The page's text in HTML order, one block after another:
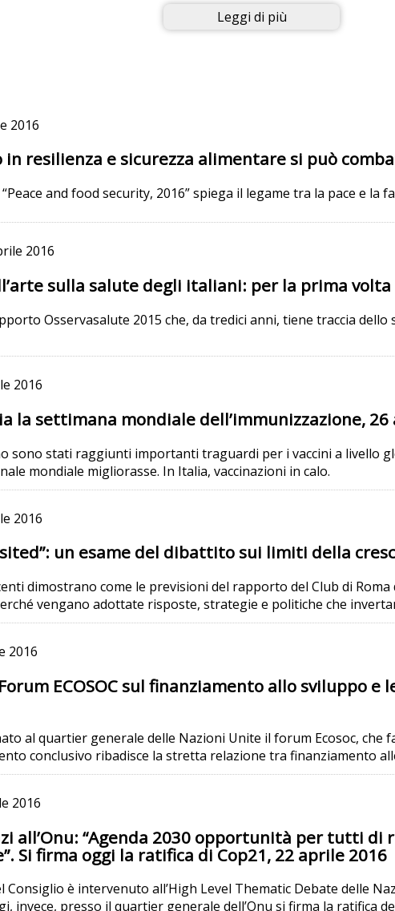
Leggi di più
2016
in resilienza e sicurezza alimentare si può
and food security, 2016” spiega il legame tra la pace e
2016
sulla salute degli italiani: per la prima
Osservasalute 2015 che, da tredici anni, tiene traccia
2016
la settimana mondiale dell’immunizzazione,
sono stati raggiunti importanti traguardi per i vaccini a livello
mondiale migliorasse. In Italia, vaccinazioni in calo.
2016
un esame del dibattito sui limiti della
dimostrano come le previsioni del rapporto del Club di
vengano adottate risposte, strategie e politiche che
2016
ECOSOC sul finanziamento allo sviluppo
al quartier generale delle Nazioni Unite il forum Ecosoc, che
conclusivo ribadisce la stretta relazione tra finanziamento
2016
all’Onu: “Agenda 2030 opportunità per tutti
Si firma oggi la ratifica di Cop21, 22 aprile 2016
Consiglio è intervenuto all’High Level Thematic Debate delle
invece, presso il quartier generale dell’Onu si firma la ratifica